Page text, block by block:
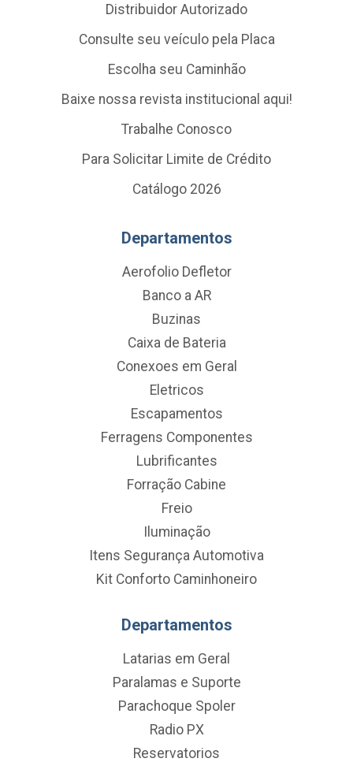
Distribuidor Autorizado
Consulte seu veículo pela Placa
Escolha seu Caminhão
Baixe nossa revista institucional aqui!
Trabalhe Conosco
Para Solicitar Limite de Crédito
Catálogo 2026
Departamentos
Aerofolio Defletor
Banco a AR
Buzinas
Caixa de Bateria
Conexoes em Geral
Eletricos
Escapamentos
Ferragens Componentes
Lubrificantes
Forração Cabine
Freio
Iluminação
Itens Segurança Automotiva
Kit Conforto Caminhoneiro
Departamentos
Latarias em Geral
Paralamas e Suporte
Parachoque Spoler
Radio PX
Reservatorios